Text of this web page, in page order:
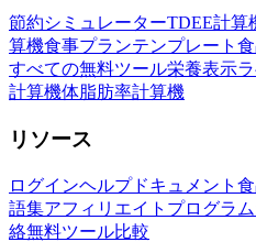
節約シミュレーターTDEE計算
算機食事プランテンプレート
すべての無料ツール栄養表示
計算機体脂肪率計算機
リソース
ログインヘルプドキュメント
語集アフィリエイトプログラム
絡無料ツール比較